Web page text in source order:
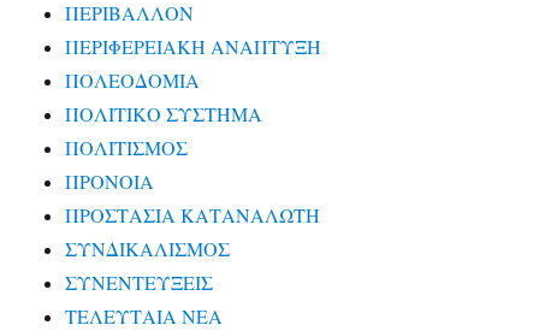
ΠΕΡΙΒΑΛΛΟΝ
ΠΕΡΙΦΕΡΕΙΑΚΗ ΑΝΑΠΤΥΞΗ
ΠΟΛΕΟΔΟΜΙΑ
ΠΟΛΙΤΙΚΟ ΣΥΣΤΗΜΑ
ΠΟΛΙΤΙΣΜΟΣ
ΠΡΟΝΟΙΑ
ΠΡΟΣΤΑΣΙΑ ΚΑΤΑΝΑΛΩΤΗ
ΣΥΝΔΙΚΑΛΙΣΜΟΣ
ΣΥΝΕΝΤΕΥΞΕΙΣ
ΤΕΛΕΥΤΑΙΑ ΝΕΑ